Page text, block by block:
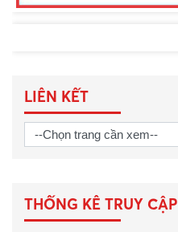
LIÊN KẾT
THỐNG KÊ TRUY CẬP